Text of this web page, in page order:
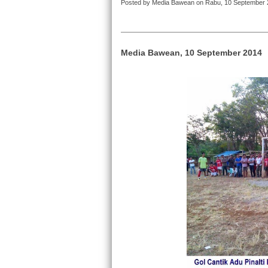
Posted by Media Bawean on Rabu, 10 September
Media Bawean, 10 September 2014